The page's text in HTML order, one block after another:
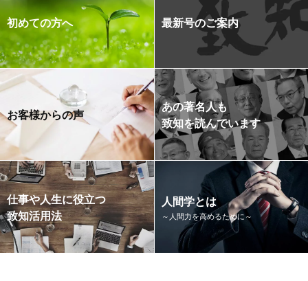
初めての方へ 最新号のご案内
お客様からの声
あの著名人も
致知を読んでいます
仕事や人生に役立つ
致知活用法
人間学とは
～人間力を高めるために～